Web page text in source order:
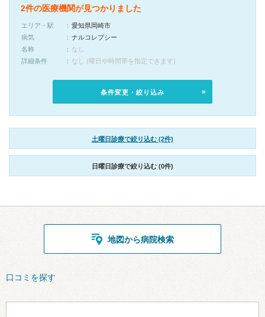
2件の医療機関が見つかりました
エリア・駅
愛知県岡崎市
病気
ナルコレプシー
名称
なし
詳細条件
なし (曜日や時間帯を指定できます)
条件変更・絞り込み
土曜日診療で絞り込む (2件)
日曜日診療で絞り込む (0件)
地図から病院検索
口コミを探す